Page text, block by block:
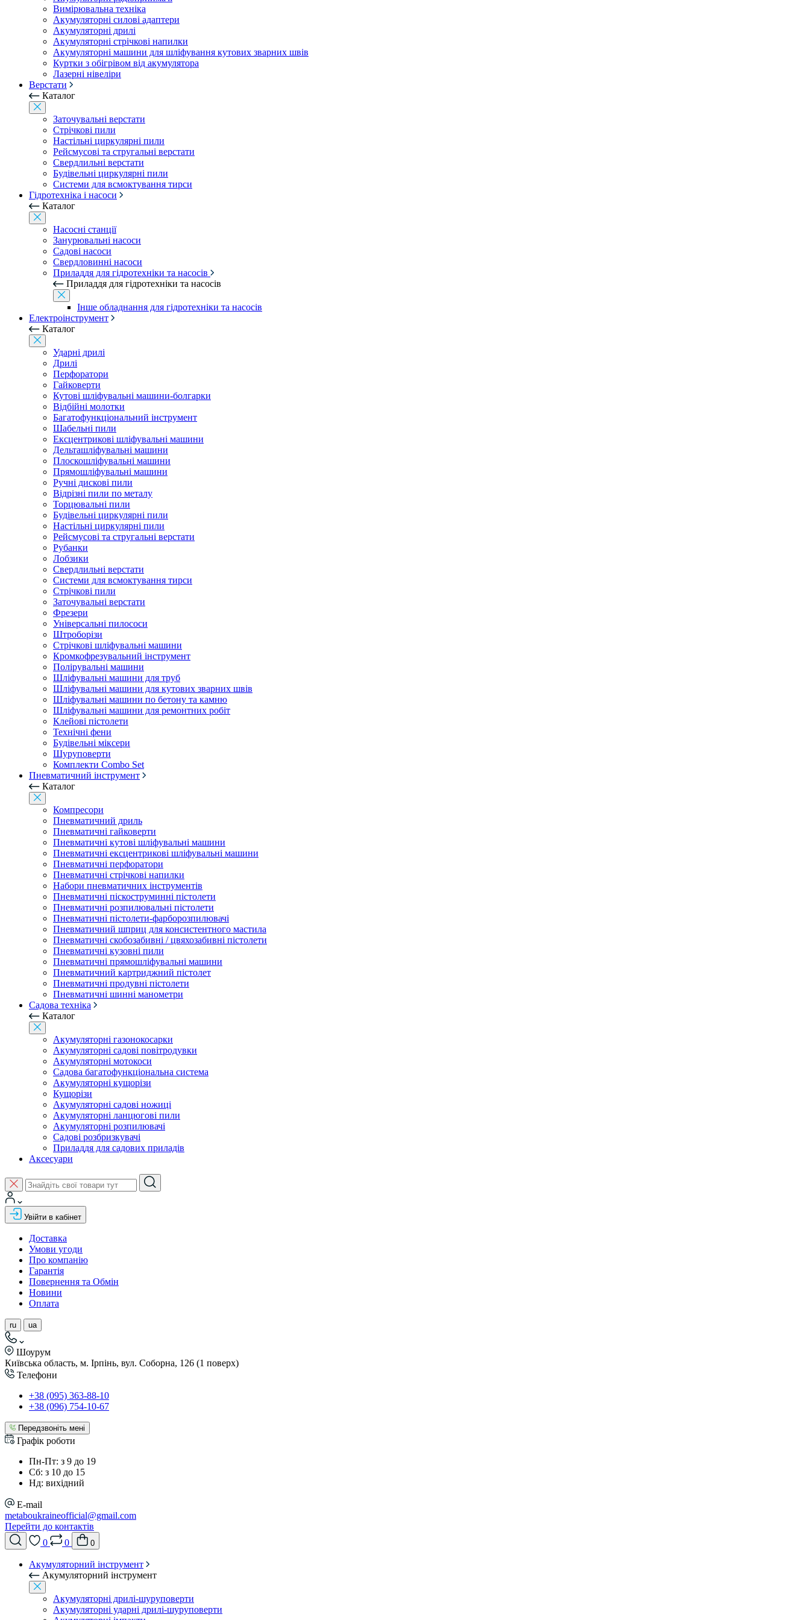
Вимірювальна техніка
Акумуляторні силові адаптери
Акумуляторні дрилі
Акумуляторні стрічкові напилки
Акумуляторні машини для шліфування кутових зварних швів
Куртки з обігрівом від акумулятора
Лазерні нівеліри
Верстати
Каталог
Заточувальні верстати
Стрічкові пили
Настільні циркулярні пили
Рейсмусові та стругальні верстати
Свердлильні верстати
Будівельні циркулярні пили
Системи для всмоктування тирси
Гідротехніка і насоси
Каталог
Насосні станції
Занурювальні насоси
Садові насоси
Свердловинні насоси
Приладдя для гідротехніки та насосів
Приладдя для гідротехніки та насосів
Інше обладнання для гідротехніки та насосів
Електроінструмент
Каталог
Ударні дрилі
Дрилі
Перфоратори
Гайковерти
Кутові шліфувальні машини-болгарки
Відбійні молотки
Багатофункціональний інструмент
Шабельні пили
Ексцентрикові шліфувальні машини
Дельташліфувальні машини
Плоскошліфувальні машини
Прямошліфувальні машини
Ручні дискові пили
Відрізні пили по металу
Торцювальні пили
Будівельні циркулярні пили
Настільні циркулярні пили
Рейсмусові та стругальні верстати
Рубанки
Лобзики
Свердлильні верстати
Системи для всмоктування тирси
Стрічкові пили
Заточувальні верстати
Фрезери
Універсальні пилососи
Штроборізи
Стрічкові шліфувальні машини
Кромкофрезувальний інструмент
Полірувальні машини
Шліфувальні машини для труб
Шліфувальні машини для кутових зварних швів
Шліфувальні машини по бетону та камню
Шліфувальні машини для ремонтних робіт
Клейові пістолети
Технічні фени
Будівельні міксери
Шуруповерти
Комплекти Combo Set
Пневматичний інструмент
Каталог
Компресори
Пневматичний дриль
Пневматичні гайковерти
Пневматичні кутові шліфувальні машини
Пневматичні ексцентрикові шліфувальні машини
Пневматичні перфоратори
Пневматичні стрічкові напилки
Набори пневматичних інструментів
Пневматичні піскоструминні пістолети
Пневматичні розпилювальні пістолети
Пневматичні пістолети-фарборозпилювачі
Пневматичний шприц для консистентного мастила
Пневматичні скобозабивні / цвяхозабивні пістолети
Пневматичні кузовні пили
Пневматичні прямошліфувальні машини
Пневматичний картриджний пістолет
Пневматичні продувні пістолети
Пневматичні шинні манометри
Садова техніка
Каталог
Акумуляторні газонокосарки
Акумуляторні садові повітродувки
Акумуляторні мотокоси
Садова багатофункціональна система
Акумуляторні кущорізи
Кущорізи
Акумуляторні садові ножиці
Акумуляторні ланцюгові пили
Акумуляторні розпилювачі
Садові розбризкувачі
Приладдя для садових приладів
Аксесуари
Увійти в кабінет
Доставка
Умови угоди
Про компанію
Гарантія
Повернення та Обмін
Новини
Оплата
ru ua
Шоурум
Київська область, м. Ірпінь, вул. Соборна, 126 (1 поверх)
Телефони
+38 (095) 363-88-10
+38 (096) 754-10-67
Передзвоніть мені
Графік роботи
Пн-Пт: з 9 до 19
Сб: з 10 до 15
Нд: вихідний
E-mail
metaboukraineofficial@gmail.com
Перейти до контактів
0
0 0
Акумуляторний інструмент
Акумуляторний інструмент
Акумуляторні дрилі-шуруповерти
Акумуляторні ударні дрилі-шуруповерти